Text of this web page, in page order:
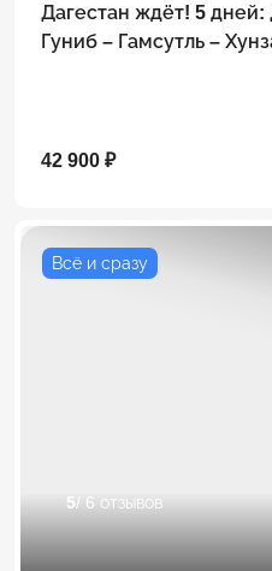
Дагестан ждёт! 5
Гуниб – Гамсутль –
42 900 ₽
Всё и сразу
5/ 6 отзывов